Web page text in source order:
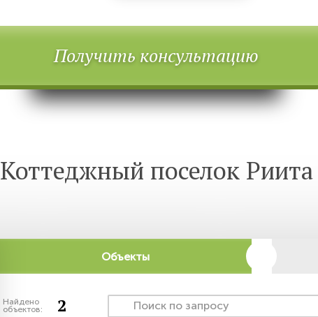
Получить консультацию
Коттеджный поселок Риита
Объекты
Найдено
объектов: 2